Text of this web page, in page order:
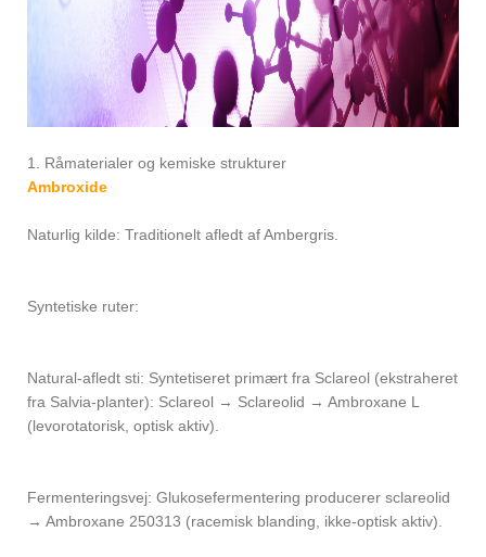
1. Råmaterialer og kemiske strukturer
Ambroxide
Naturlig kilde: Traditionelt afledt af Ambergris.
Syntetiske ruter:
Natural-afledt sti: Syntetiseret primært fra Sclareol (ekstraheret
fra Salvia-planter): Sclareol → Sclareolid → Ambroxane L
(levorotatorisk, optisk aktiv).
Fermenteringsvej: Glukosefermentering producerer sclareolid
→ Ambroxane 250313 (racemisk blanding, ikke-optisk aktiv).